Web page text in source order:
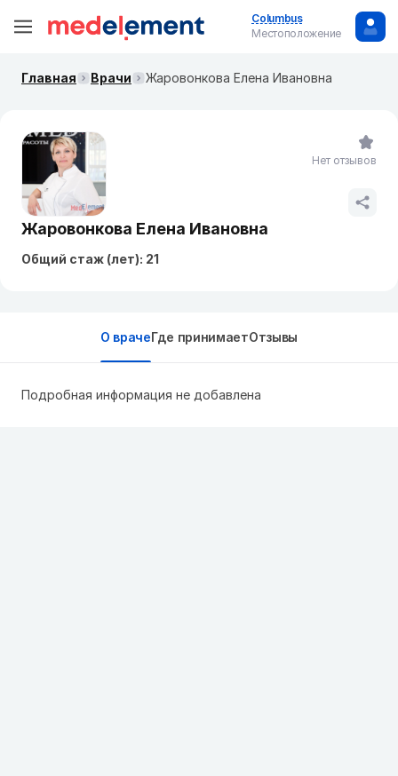
Columbus
Местоположение
Главная Врачи Жаровонкова Елена Ивановна
Жаровонкова Елена Ивановна
Общий стаж (лет): 21
Нет отзывов
О врачеГде принимаетОтзывы
Подробная информация не добавлена